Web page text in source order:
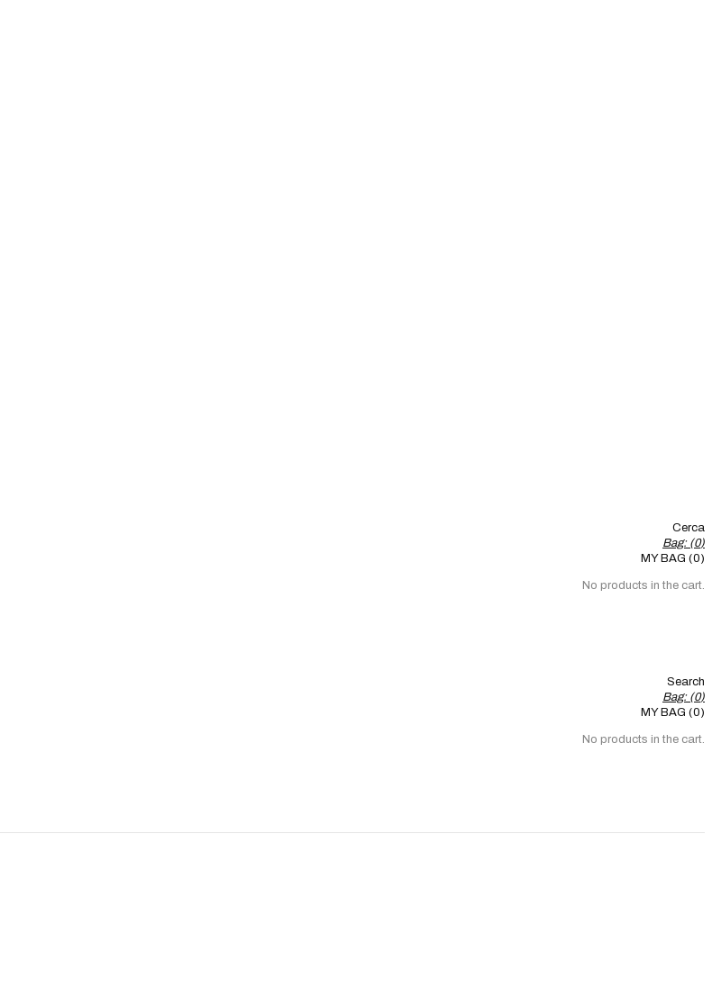
Cerca
Bag: (0)
MY BAG (0)
No products in the cart.
Search
Bag: (0)
MY BAG (0)
No products in the cart.